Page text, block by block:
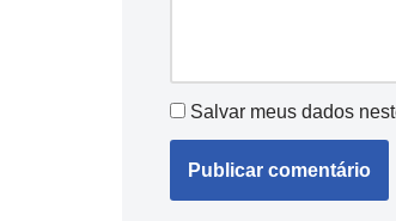
Salvar meus dados